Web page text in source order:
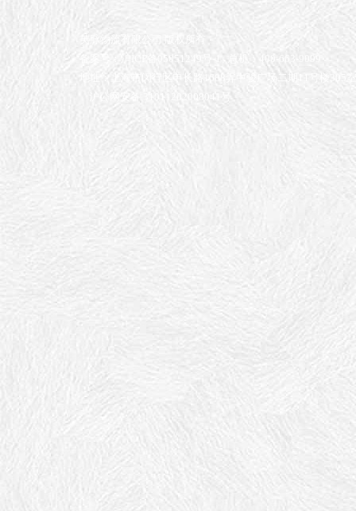
英脉物流有限公司 版权所有
备案号：沪ICP备05051249号-1
总机：400-663-9099
地址：上海市闵行区申长路1688弄中骏广场二期11号楼305室
沪公网安备 31011202008041号